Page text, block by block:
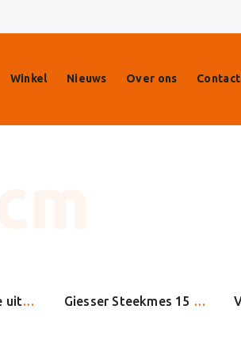
Winkel Nieuws Over ons Contact
Giesser PrimeLine uitbeenmes 11250 15 Giesser Steekmes 15 cm 3085 15